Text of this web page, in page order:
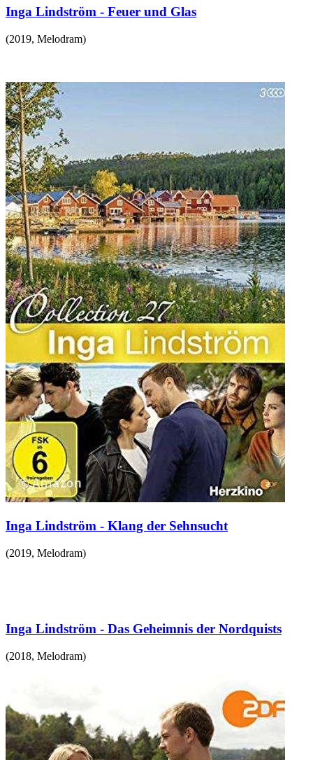
Inga Lindström - Feuer und Glas
(2019, Melodram)
Inga Lindström - Klang der Sehnsucht
(2019, Melodram)
Inga Lindström - Das Geheimnis der Nordquists
(2018, Melodram)